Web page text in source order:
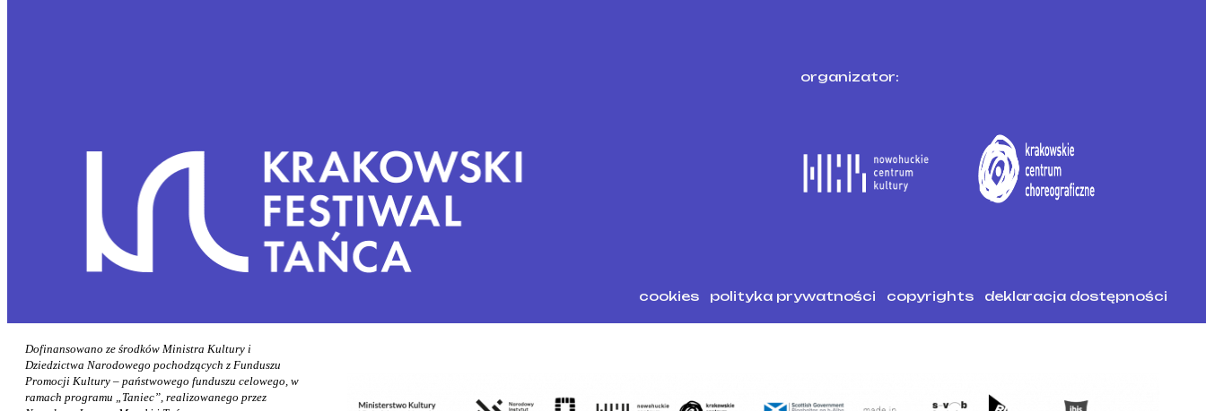
organizator:
cookies polityka prywatności copyrights deklaracja dostępności
Dofinansowano ze środków Ministra Kultury i
Dziedzictwa Narodowego pochodzących z Funduszu
Promocji Kultury – państwowego funduszu celowego, w
ramach programu „Taniec”, realizowanego przez